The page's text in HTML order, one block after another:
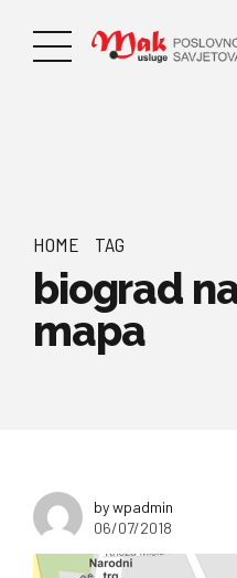
HOME TAG
biograd
mapa
by wpadmin
06/07/2018